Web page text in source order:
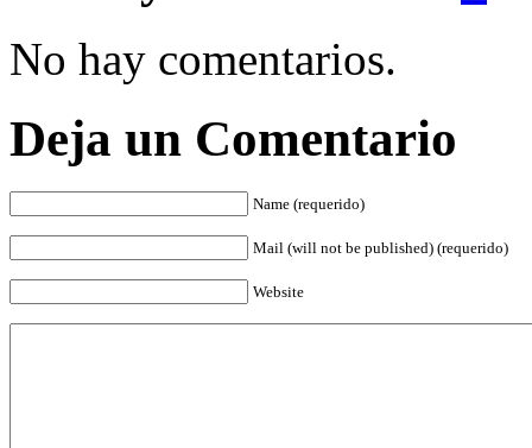
No hay comentarios.
Deja un Comentario
Name (requerido)
Mail (will not be published) (requerido)
Website